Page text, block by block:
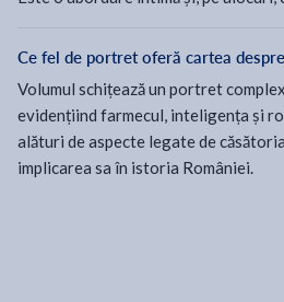
Ce fel de portret oferă cartea
Volumul schițează un portret
evidențiind farmecul, inteligența și
alături de aspecte legate de
implicarea sa în istoria României.